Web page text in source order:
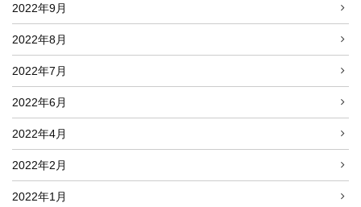
2022年9月
2022年8月
2022年7月
2022年6月
2022年4月
2022年2月
2022年1月